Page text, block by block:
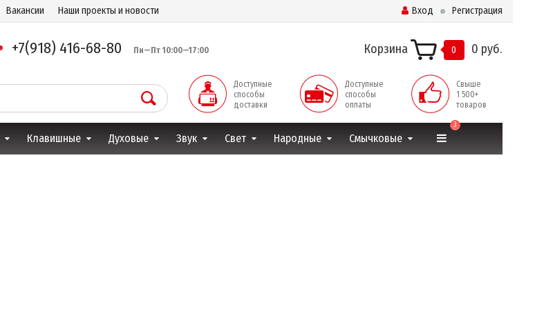
Вакансии Наши проекты и новости Вход Регистрация
+7(918) 416-68-80 Пн—Пт 10:00—17:00 Корзина 0 0 руб.
Доступные
способы
доставки
Доступные
способы
оплаты
Свыше
1 500+
товаров
Клавишные Духовые Звук Свет Народные Смычковые
3